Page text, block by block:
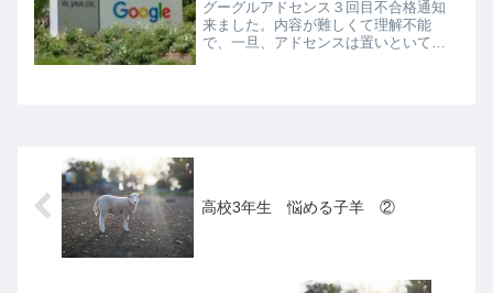
グーグルアドセンス３回目不合格通知
来ました。内容が難しくて理解不能
で、一旦、アドセンスは置いといて、
高校3年生 悩める子羊 ②